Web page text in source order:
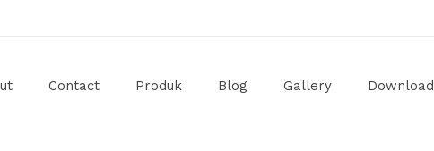
Contact Produk Blog Gallery Download